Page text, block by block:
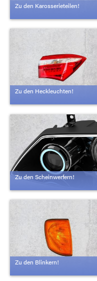
Zu den Karosserieteilen!
Zu den Heckleuchten!
Zu den Scheinwerfern!
Zu den Blinkern!